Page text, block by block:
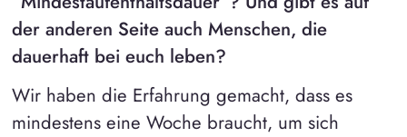
der anderen Seite auch Menschen, die
dauerhaft bei euch leben?
Wir haben die Erfahrung gemacht, dass es
mindestens eine Woche braucht, um sich